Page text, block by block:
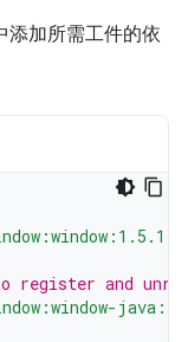
添加所需工件的依
register and